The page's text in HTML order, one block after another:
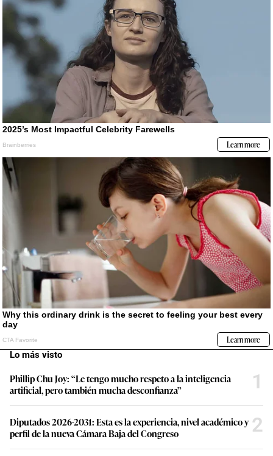
Lo más visto
Phillip Chu Joy: “Le tengo mucho respeto a la inteligencia
artificial, pero también mucha desconfianza”
1
Diputados 2026-2031: Esta es la experiencia, nivel académico y
perfil de la nueva Cámara Baja del Congreso
2